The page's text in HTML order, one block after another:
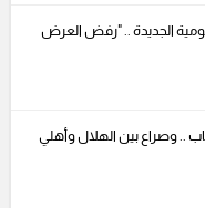
الجديدة .. "رفض العرض
.. وصراع بين الهلال وأهلي